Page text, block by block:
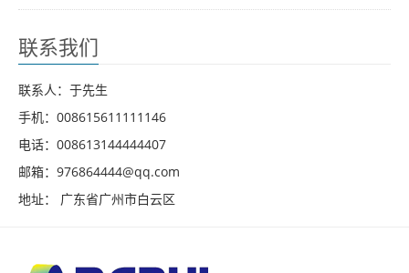
联系我们
联系人：于先生
手机：008615611111146
电话：008613144444407
邮箱：976864444@qq.com
地址： 广东省广州市白云区